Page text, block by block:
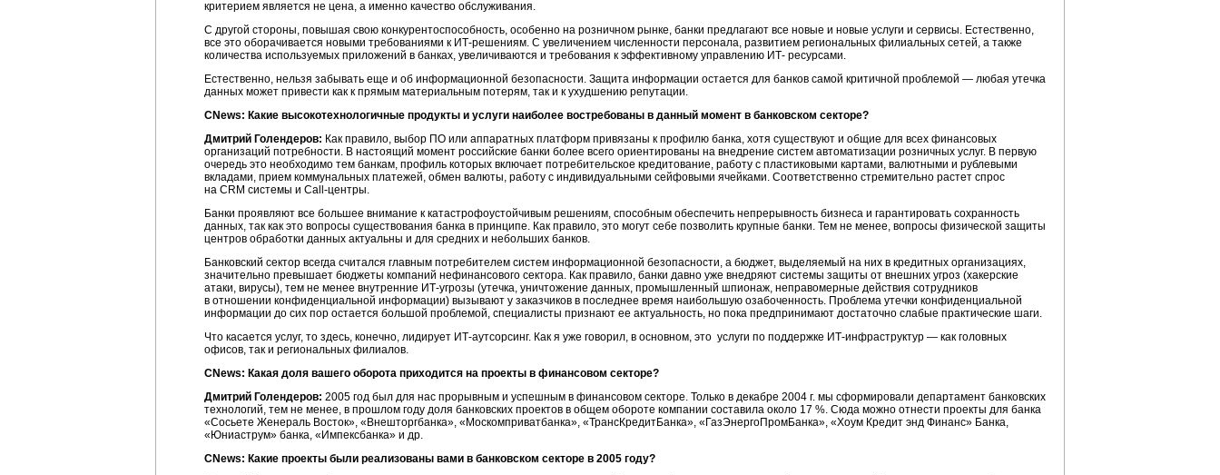
критерием является не цена, а именно качество обслуживания.
С другой стороны, повышая свою конкурентоспособность, особенно на розничном рынке, банки предлагают все новые и новые услуги и сервисы. Естественно,
все это оборачивается новыми требованиями к ИТ-решениям. С увеличением численности персонала, развитием региональных филиальных сетей, а также
количества используемых приложений в банках, увеличиваются и требования к эффективному управлению ИТ- ресурсами.
Естественно, нельзя забывать еще и об информационной безопасности. Защита информации остается для банков самой критичной проблемой — любая утечка
данных может привести как к прямым материальным потерям, так и к ухудшению репутации.
СNews: Какие высокотехнологичные продукты и услуги наиболее востребованы в данный момент в банковском секторе?
Дмитрий Голендеров: Как правило, выбор ПО или аппаратных платформ привязаны к профилю банка, хотя существуют и общие для всех финансовых
организаций потребности. В настоящий момент российские банки более всего ориентированы на внедрение систем автоматизации розничных услуг. В первую
очередь это необходимо тем банкам, профиль которых включает потребительское кредитование, работу с пластиковыми картами, валютными и рублевыми
вкладами, прием коммунальных платежей, обмен валюты, работу с индивидуальными сейфовыми ячейками. Соответственно стремительно растет спрос
на CRM системы и Call-центры.
Банки проявляют все большее внимание к катастрофоустойчивым решениям, способным обеспечить непрерывность бизнеса и гарантировать сохранность
данных, так как это вопросы существования банка в принципе. Как правило, это могут себе позволить крупные банки. Тем не менее, вопросы физической защиты
центров обработки данных актуальны и для средних и небольших банков.
Банковский сектор всегда считался главным потребителем систем информационной безопасности, а бюджет, выделяемый на них в кредитных организациях,
значительно превышает бюджеты компаний нефинансового сектора. Как правило, банки давно уже внедряют системы защиты от внешних угроз (хакерские
атаки, вирусы), тем не менее внутренние ИТ-угрозы (утечка, уничтожение данных, промышленный шпионаж, неправомерные действия сотрудников
в отношении конфиденциальной информации) вызывают у заказчиков в последнее время наибольшую озабоченность. Проблема утечки конфиденциальной
информации до сих пор остается большой проблемой, специалисты признают ее актуальность, но пока предпринимают достаточно слабые практические шаги.
Что касается услуг, то здесь, конечно, лидирует ИТ-аутсорсинг. Как я уже говорил, в основном, это услуги по поддержке ИТ-инфраструктур — как головных
офисов, так и региональных филиалов.
СNews: Какая доля вашего оборота приходится на проекты в финансовом секторе?
Дмитрий Голендеров: 2005 год был для нас прорывным и успешным в финансовом секторе. Только в декабре 2004 г. мы сформировали департамент банковских
технологий, тем не менее, в прошлом году доля банковских проектов в общем обороте компании составила около 17 %. Сюда можно отнести проекты для банка
«Сосьете Женераль Восток», «Внешторгбанка», «Москомприватбанка», «ТрансКредитБанка», «ГазЭнергоПромБанка», «Хоум Кредит энд Финанс» Банка,
«Юниаструм» банка, «Импексбанка» и др.
СNews: Какие проекты были реализованы вами в банковском секторе в 2005 году?